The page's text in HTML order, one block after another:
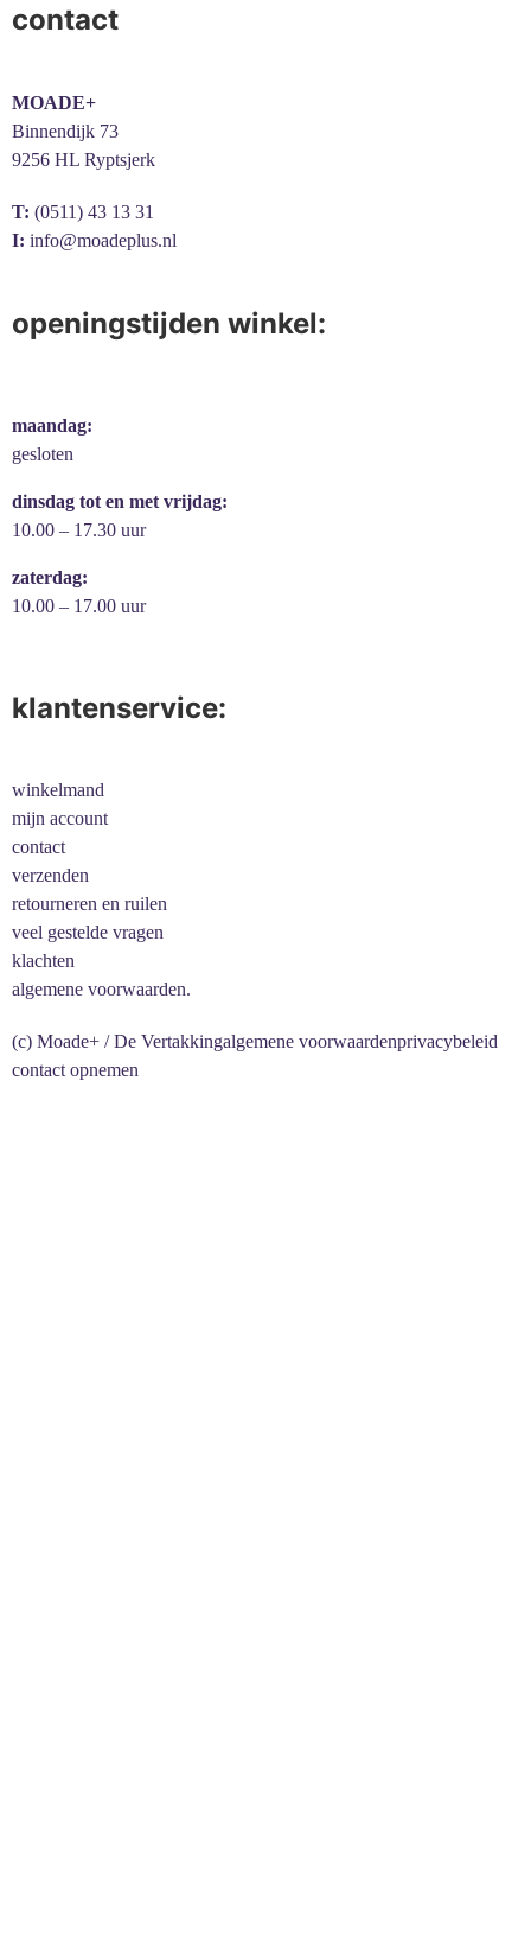
contact
MOADE+
Binnendijk 73
9256 HL Ryptsjerk
T: (0511) 43 13 31
I: info@moadeplus.nl
openingstijden winkel:
maandag:
gesloten
dinsdag tot en met vrijdag:
10.00 – 17.30 uur
zaterdag:
10.00 – 17.00 uur
klantenservice:
winkelmand
mijn account
contact
verzenden
retourneren en ruilen
veel gestelde vragen
klachten
algemene voorwaarden.
(c) Moade+ / De Vertakkingalgemene voorwaardenprivacybeleid
contact opnemen